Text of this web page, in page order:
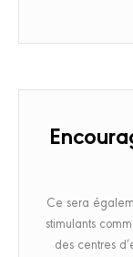
Ce sera
stimulants
des centres